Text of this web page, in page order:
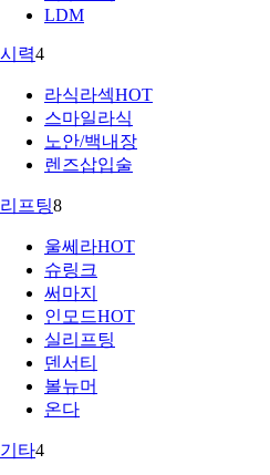
LDM
시력4
라식라섹HOT
스마일라식
노안/백내장
렌즈삽입술
리프팅8
울쎄라HOT
슈링크
써마지
인모드HOT
실리프팅
덴서티
볼뉴머
온다
기타4